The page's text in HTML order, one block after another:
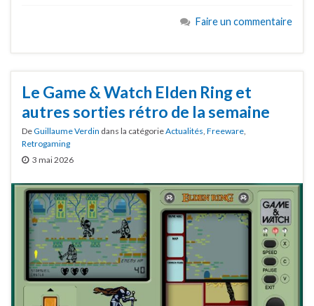
Faire un commentaire
Le Game & Watch Elden Ring et
autres sorties rétro de la semaine
DeGuillaume Verdin dans la catégorieActualités, Freeware,
Retrogaming
3 mai 2026